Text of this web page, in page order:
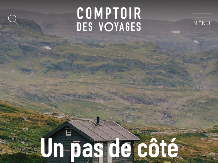
MENU
Un pas de côté